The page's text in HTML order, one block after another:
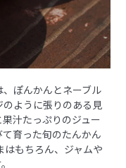
ぽんかんとネーブル
ように張りのある見
汁たっぷりのジュー
育った旬のたんかん
はもちろん、ジャムや